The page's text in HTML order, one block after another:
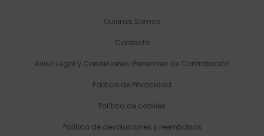
Quienes Somos
Contacto
Aviso Legal y Condiciones Generales de Contratación
Política de Privacidad
Política de cookies
Política de devoluciones y reembolsos